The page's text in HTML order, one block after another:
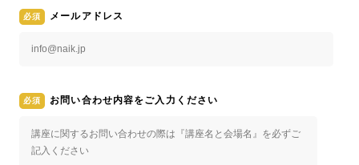
メールアドレス
お問い合わせ内容をご入力ください